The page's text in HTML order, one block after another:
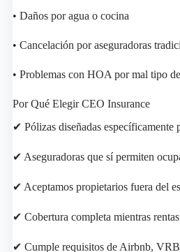
• Daños por agua o cocina
• Cancelación por aseguradoras
• Problemas con HOA por mal tipo
Por Qué Elegir CEO Insurance
✔ Pólizas diseñadas específicamente
✔ Aseguradoras que sí permiten
✔ Aceptamos propietarios fuera del
✔ Cobertura completa mientras rentas
✔ Cumple requisitos de Airbnb,